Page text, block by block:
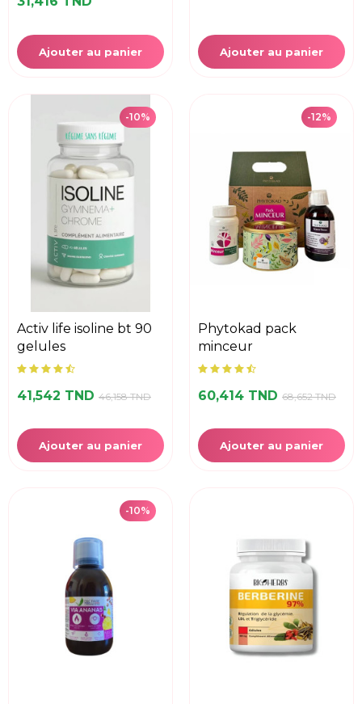
Ajouter au panier Ajouter au panier
-10%
activ life isoline bt 90
gelules
41,542 TND 46,158 TND
Ajouter au panier
-12%
phytokad pack
minceur
60,414 TND 68,652 TND
Ajouter au panier
-10%